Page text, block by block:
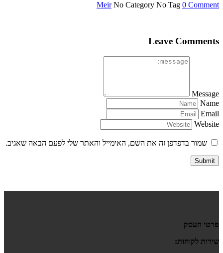
Meir No Category No Tag 0 Comment
Leave Comments
Message
Name
Email
Website
שמור בדפדפן זה את השם, האימייל והאתר שלי לפעם הבאה שאגיב.
פרטי העסק
שירות לקוחות: